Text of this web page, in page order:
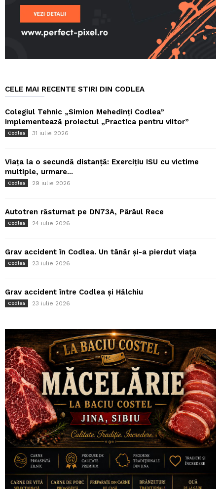
CELE MAI RECENTE STIRI DIN CODLEA
Colegiul Tehnic „Simion Mehedinți Codlea”
implementează proiectul „Practica pentru viitor”
Codlea 31 iulie 2026
Viața la o secundă distanță: Exercițiu ISU cu victime
multiple, urmare...
Codlea 29 iulie 2026
Autotren răsturnat pe DN73A, Pârâul Rece
Codlea 24 iulie 2026
Grav accident în Codlea. Un tânăr și-a pierdut viața
Codlea 23 iulie 2026
Grav accident între Codlea și Hălchiu
Codlea 23 iulie 2026